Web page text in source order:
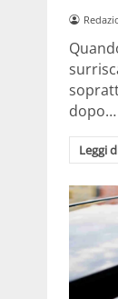
dopo…
Leggi